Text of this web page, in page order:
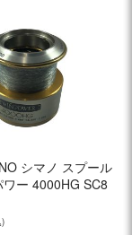
シマノ スプール
ー 4000HG SC8